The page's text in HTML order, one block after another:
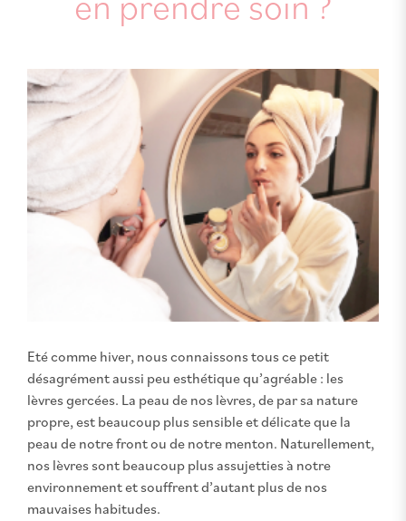
Eté comme hiver, nous connaissons tous ce petit
désagrément aussi peu esthétique qu’agréable : les
lèvres gercées. La peau de nos lèvres, de par sa nature
propre, est beaucoup plus sensible et délicate que la
peau de notre front ou de notre menton. Naturellement,
nos lèvres sont beaucoup plus assujetties à notre
environnement et souffrent d’autant plus de nos
mauvaises habitudes.